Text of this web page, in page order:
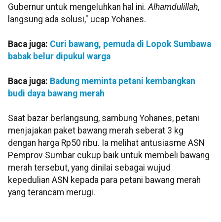
Gubernur untuk mengeluhkan hal ini.Alhamdulillah,
langsung ada solusi," ucap Yohanes.
Baca juga: Curi bawang, pemuda di Lopok Sumbawa
babak belur dipukul warga
Baca juga: Badung meminta petani kembangkan
budi daya bawang merah
Saat bazar berlangsung, sambung Yohanes, petani
menjajakan paket bawang merah seberat 3 kg
dengan harga Rp50 ribu. Ia melihat antusiasme ASN
Pemprov Sumbar cukup baik untuk membeli bawang
merah tersebut, yang dinilai sebagai wujud
kepedulian ASN kepada para petani bawang merah
yang terancam merugi.